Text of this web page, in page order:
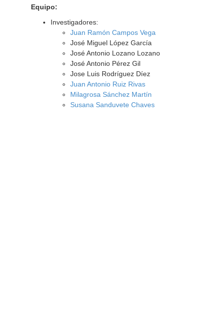
Equipo:
Investigadores:
Juan Ramón Campos Vega
José Miguel López García
José Antonio Lozano Lozano
José Antonio Pérez Gil
Jose Luis Rodríguez Díez
Juan Antonio Ruiz Rivas
Milagrosa Sánchez Martín
Susana Sanduvete Chaves